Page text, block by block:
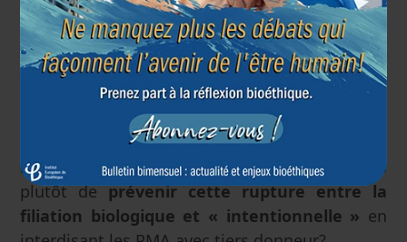
Faut-il dès lors supposer que la seule
connaissance de ses origines permettra à
l'enfant de surmonter les « réelles souffrances
psychologiques », pointées par le projet de loi,
qui pourraient résulter de sa séparation d'avec
ses parents biologiques ? Pour le bien de
l'enfant, le devoir de l'État ne serait-il pas
plutôt deprévenir cette rupture entre la
filiation biologique et « intentionnelle » en